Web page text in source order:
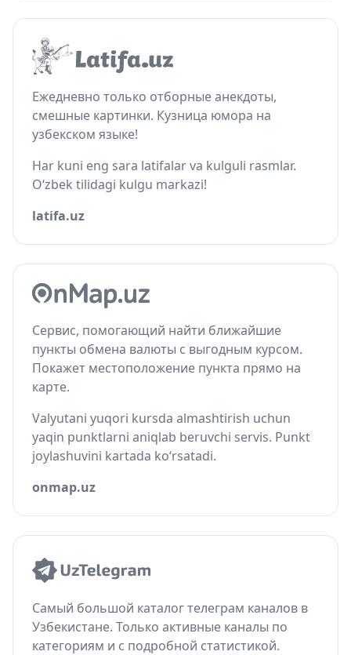
Ежедневно только отборные анекдоты,
смешные картинки. Кузница юмора на
узбекском языке!
Har kuni eng sara latifalar va kulguli rasmlar.
O‘zbek tilidagi kulgu markazi!
latifa.uz
Сервис, помогающий найти ближайшие
пункты обмена валюты с выгодным курсом.
Покажет местоположение пункта прямо на
карте.
Valyutani yuqori kursda almashtirish uchun
yaqin punktlarni aniqlab beruvchi servis. Punkt
joylashuvini kartada ko‘rsatadi.
onmap.uz
Самый большой каталог телеграм каналов в
Узбекистане. Только активные каналы по
категориям и с подробной статистикой.